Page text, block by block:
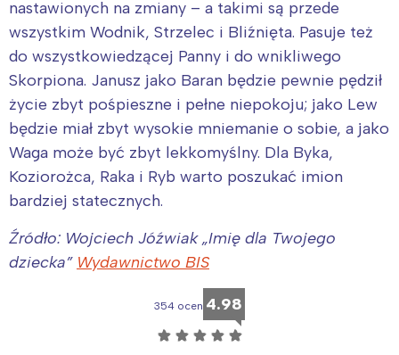
nastawionych na zmiany – a takimi są przede
wszystkim Wodnik, Strzelec i Bliźnięta. Pasuje też
do wszystkowiedzącej Panny i do wnikliwego
Skorpiona. Janusz jako Baran będzie pewnie pędził
życie zbyt pośpieszne i pełne niepokoju; jako Lew
będzie miał zbyt wysokie mniemanie o sobie, a jako
Waga może być zbyt lekkomyślny. Dla Byka,
Koziorożca, Raka i Ryb warto poszukać imion
bardziej statecznych.
Źródło: Wojciech Jóźwiak „Imię dla Twojego
dziecka” Wydawnictwo BIS
354 ocen 4.98
☆ ☆ ☆ ☆ ☆